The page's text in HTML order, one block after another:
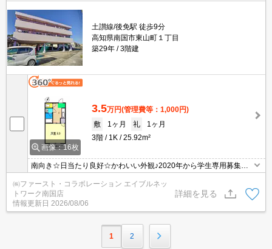
土讃線/後免駅 徒歩9分
高知県南国市東山町１丁目
築29年
3階建
画像：16枚
3.5万円(管理費等：1,000円)
敷
1ヶ月 礼
1ヶ月
3階
1K 25.92m²
南向き☆日当たり良好☆かわいい外観♪2020年から学生専用募集・
㈱ファースト・コラボレーション エイブルネッ
トワーク南国店
情報更新日 2026/08/06
詳細を見る
1 2